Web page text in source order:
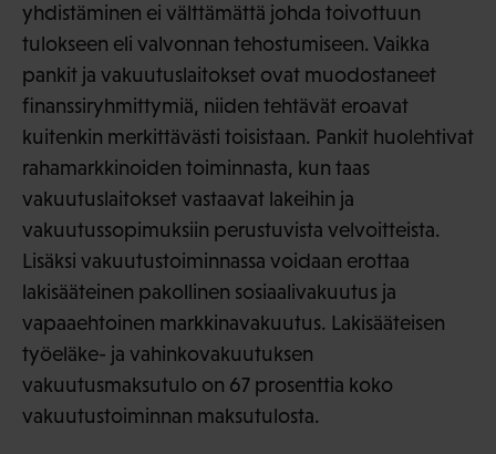
yhdistäminen ei välttämättä johda toivottuun
tulokseen eli valvonnan tehostumiseen. Vaikka
pankit ja vakuutuslaitokset ovat muodostaneet
finanssiryhmittymiä, niiden tehtävät eroavat
kuitenkin merkittävästi toisistaan. Pankit huolehtivat
rahamarkkinoiden toiminnasta, kun taas
vakuutuslaitokset vastaavat lakeihin ja
vakuutussopimuksiin perustuvista velvoitteista.
Lisäksi vakuutustoiminnassa voidaan erottaa
lakisääteinen pakollinen sosiaalivakuutus ja
vapaaehtoinen markkinavakuutus. Lakisääteisen
työeläke- ja vahinkovakuutuksen
vakuutusmaksutulo on 67 prosenttia koko
vakuutustoiminnan maksutulosta.